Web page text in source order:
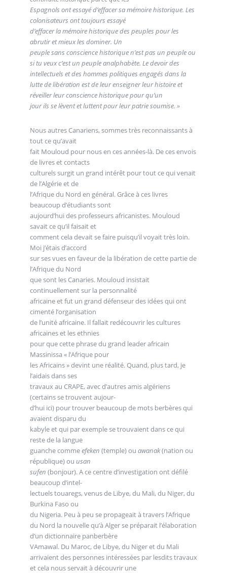
Espagnols ont essayé d’effacer sa mémoire historique. Les
colonisateurs ont toujours essayé
d’effacer la mémoire historique des peuples pour les
abrutir et mieux les dominer. Un
peuple sans conscience historique n’est pas un peuple ou
si tu veux c’est un peuple analphabète. Le devoir des
intellectuels et des hommes politiques engagés dans la
lutte de libération est de leur enseigner leur histoire et
réveiller leur conscience historique pour qu’un
jour ils se lèvent et luttent pour leur patrie soumise. »
Nous autres Canariens, sommes très reconnaissants à
tout ce qu’avait
fait Mouloud pour nous en ces années-là. De ces envois
de livres et contacts
culturels surgit un grand intérêt pour tout ce qui venait
de l’Algérie et de
l’Afrique du Nord en général. Grâce à ces livres
beaucoup d’étudiants sont
aujourd’hui des professeurs africanistes. Mouloud
savait ce qu’il faisait et
comment cela devait se faire puisqu’il voyait très loin.
Moi j’étais d’accord
sur ses vues en faveur de la libération de cette partie de
l’Afrique du Nord
que sont les Canaries. Mouloud insistait
continuellement sur la personnalité
africaine et fut un grand défenseur des idées qui ont
cimenté l’organisation
de l’unité africaine. Il fallait redécouvrir les cultures
africaines et les ethnies
pour que cette phrase du grand leader africain
Massinissa « l’Afrique pour
les Africains » devint une réalité. Quand, plus tard, je
l’aidais dans ses
travaux au CRAPE, avec d’autres amis algériens
(certains se trouvent aujour-
d’hui ici) pour trouver beaucoup de mots berbères qui
avaient disparu du
kabyle et qui par exemple se trouvaient dans ce qui
reste de la langue
guanche commeefeken (temple) ou awanak(nation ou
république) ou usan
sufen (bonjour). A ce centre d’investigation ont défilé
beaucoup d’intel-
lectuels touaregs, venus de Libye, du Mali, du Niger, du
Burkina Faso ou
du Nigeria. Peu à peu se propageait à travers l’Afrique
du Nord la nouvelle qu’à Alger se préparait l’élaboration
d’un dictionnaire panberbère
VAmawal. Du Maroc, de Libye, du Niger et du Mali
arrivaient des personnes intéressées par lesdits travaux
et cela nous servait à découvrir une